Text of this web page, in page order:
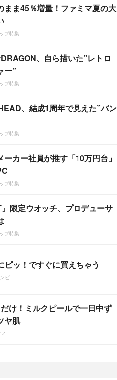
まま45％増量！ファミマ夏の大
プ特集
、自ら描いた”レトロ
ー”
プ特集
、結成1周年で見えた”バン
プ特集
ーカー社員が推す「10万円台」
プ特集
』限定ウオッチ、プロデューサ
プ特集
ピッ！ですぐに買えちゃう
ピ
け！ミルクピールで一日中ず
ヤ肌